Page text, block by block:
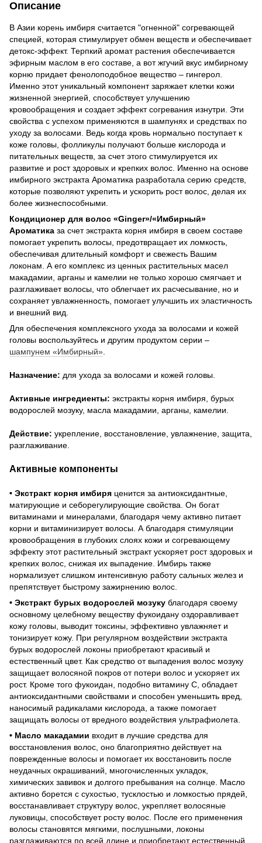
Описание
В Азии корень имбиря считается "огненной" согревающей
специей, которая стимулирует обмен веществ и обеспечивает
детокс-эффект. Терпкий аромат растения обеспечивается
эфирным маслом в его составе, а вот жгучий вкус имбирному
корню придает фенолоподобное вещество – гингерол.
Именно этот уникальный компонент заряжает клетки кожи
жизненной энергией, способствует улучшению
кровообращения и создает эффект согревания изнутри. Эти
свойства с успехом применяются в шампунях и средствах по
уходу за волосами. Ведь когда кровь нормально поступает к
коже головы, фолликулы получают больше кислорода и
питательных веществ, за счет этого стимулируется их
развитие и рост здоровых и крепких волос. Именно на основе
имбирного экстракта Ароматика разработала серию средств,
которые позволяют укрепить и ускорить рост волос, делая их
более жизнеспособными.
Кондиционер для волос «Ginger»/«Имбирный»
Ароматика за счет экстракта корня имбиря в своем составе
помогает укрепить волосы, предотвращает их ломкость,
обеспечивая длительный комфорт и свежесть Вашим
локонам. А его комплекс из ценных растительных масел
макадамии, арганы и камелии не только хорошо смягчает и
разглаживает волосы, что облегчает их расчесывание, но и
сохраняет увлажненность, помогает улучшить их эластичность
и внешний вид.
Для обеспечения комплексного ухода за волосами и кожей
головы воспользуйтесь и другим продуктом серии –
шампунем «Имбирный»
Назначение: для ухода за волосами и кожей головы.
Активные ингредиенты: экстракты корня имбиря, бурых
водорослей мозуку, масла макадамии, арганы, камелии.
Действие: укрепление, восстановление, увлажнение, защита,
разглаживание.
Активные компоненты
• Экстракт корня имбиря ценится за антиоксидантные,
матирующие и себорегулирующие свойства. Он богат
витаминами и минералами, благодаря чему активно питает
корни и витаминизирует волосы. А благодаря стимуляции
кровообращения в глубоких слоях кожи и согревающему
эффекту этот растительный экстракт ускоряет рост здоровых и
крепких волос, снижая их выпадение. Имбирь также
нормализует слишком интенсивную работу сальных желез и
препятствует быстрому зажирнению волос.
• Экстракт бурых водорослей мозуку благодаря своему
основному целебному веществу фукоидану оздоравливает
кожу головы, выводит токсины, эффективно увлажняет и
тонизирует кожу. При регулярном воздействии экстракта
бурых водорослей локоны приобретают красивый и
естественный цвет. Как средство от выпадения волос мозуку
защищает волосяной покров от потери волос и ускоряет их
рост. Кроме того фукоидан, подобно витамину С, обладает
антиоксидантными свойствами и способен уменьшить вред,
наносимый радикалами кислорода, а также помогает
защищать волосы от вредного воздействия ультрафиолета.
• Масло макадамии входит в лучшие средства для
восстановления волос, оно благоприятно действует на
поврежденные волосы и помогает их восстановить после
неудачных окрашиваний, многочисленных укладок,
химических завивок и долгого пребывания на солнце. Масло
активно борется с сухостью, тусклостью и ломкостью прядей,
восстанавливает структуру волос, укрепляет волосяные
луковицы, способствует росту волос. После его применения
волосы становятся мягкими, послушными, локоны
разглаживаются по всей длине и приобретают естественный